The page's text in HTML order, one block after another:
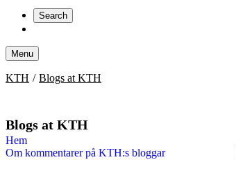
content
Search
Menu
to
KTH Blogs at KTH
Blogs at KTH
Hem
Om kommentarer på KTH:s bloggar